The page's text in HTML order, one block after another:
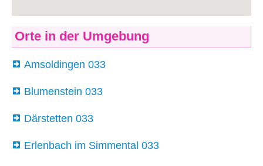
Orte in der Umgebung
Amsoldingen 033
Blumenstein 033
Därstetten 033
Erlenbach im Simmental 033